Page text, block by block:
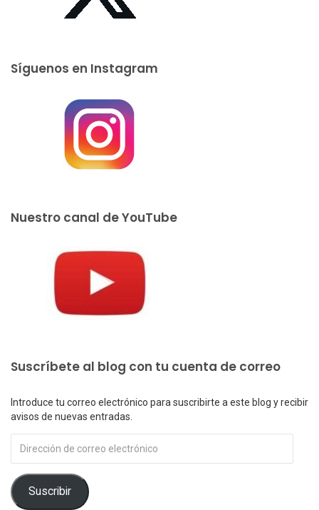
Síguenos en Instagram
Nuestro canal de YouTube
Suscríbete al blog con tu cuenta de correo
Introduce tu correo electrónico para suscribirte a este blog y recibir
avisos de nuevas entradas.
de
correo
electrónico
Suscribir